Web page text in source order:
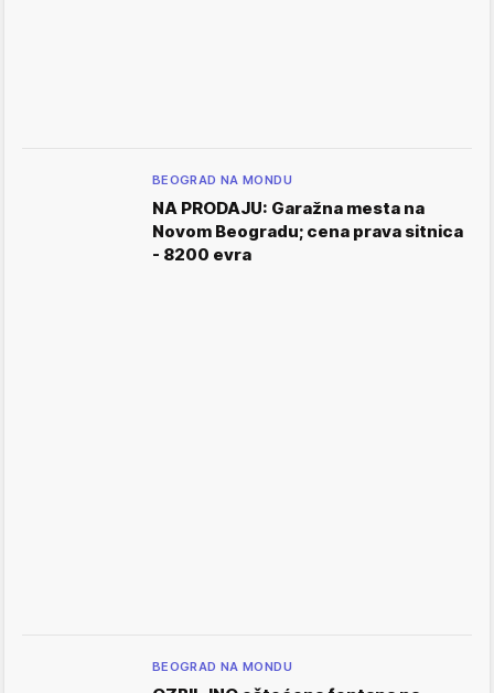
BEOGRAD NA MONDU
NA PRODAJU: Garažna mesta na
Novom Beogradu; cena prava sitnica
- 8200 evra
BEOGRAD NA MONDU